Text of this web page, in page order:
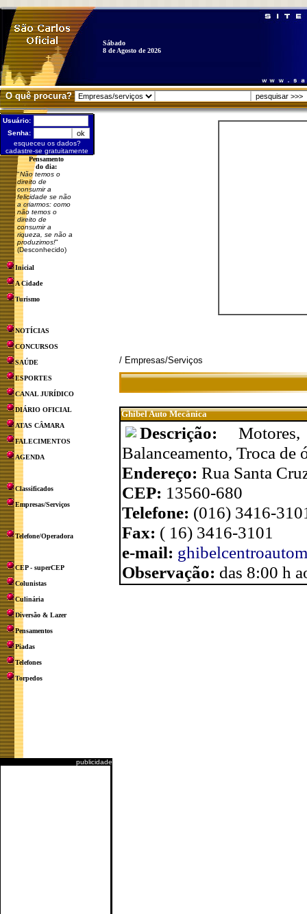
Sábado
8 de Agosto de 2026
O quê procura?
Usuário:
Senha:
esqueceu os dados?
cadastre-se gratuitamente
Pensamento
do dia:
"Não temos o
direito de
consumir a
felicidade se não
a criarmos: como
não temos o
direito de
consumir a
riqueza, se não a
produzimos!"
(Desconhecido)
Inicial
A Cidade
Turismo
NOTÍCIAS
CONCURSOS
SAÚDE
ESPORTES
CANAL JURÍDICO
DIÁRIO OFICIAL
ATAS CÂMARA
FALECIMENTOS
AGENDA
Classificados
Empresas/Serviços
Telefone/Operadora
CEP - superCEP
Colunistas
Culinária
Diversão & Lazer
Pensamentos
Piadas
Telefones
Torpedos
publicidade
/ Empresas/Serviços
Ghibel Auto Mecânica
Descrição:
Balanceamento, Troca de
Endereço: Rua Santa
CEP: 13560-680
Telefone: (016) 3416-
Fax: ( 16) 3416-3101
e-mail:
Observação: das 8:00 h